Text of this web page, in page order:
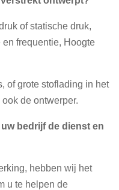
of statische druk,
frequentie, Hoogte
of grote stoflading in het
de ontwerper.
bedrijf de dienst en
hebben wij het
u te helpen de